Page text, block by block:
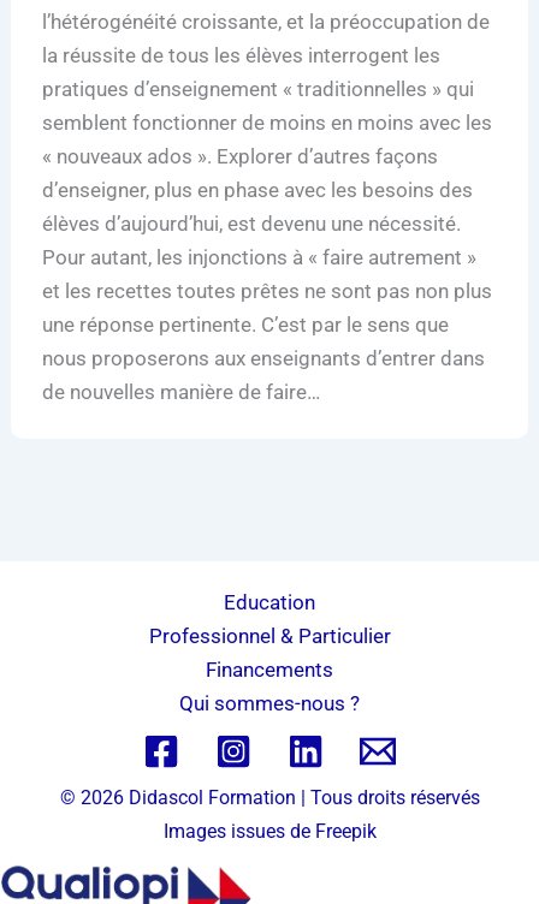
l’hétérogénéité croissante, et la préoccupation de
la réussite de tous les élèves interrogent les
pratiques d’enseignement « traditionnelles » qui
semblent fonctionner de moins en moins avec les
« nouveaux ados ». Explorer d’autres façons
d’enseigner, plus en phase avec les besoins des
élèves d’aujourd’hui, est devenu une nécessité.
Pour autant, les injonctions à « faire autrement »
et les recettes toutes prêtes ne sont pas non plus
une réponse pertinente. C’est par le sens que
nous proposerons aux enseignants d’entrer dans
de nouvelles manière de faire…
Education
Professionnel & Particulier
Financements
Qui sommes-nous ?
© 2026 Didascol Formation | Tous droits réservés
Images issues de Freepik